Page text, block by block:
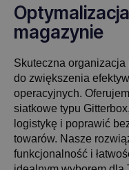
magazynie
Skuteczna
do zwiększenia
operacyjnych.
siatkowe typu
logistykę i poprawić
towarów. Nasze
funkcjonalność i